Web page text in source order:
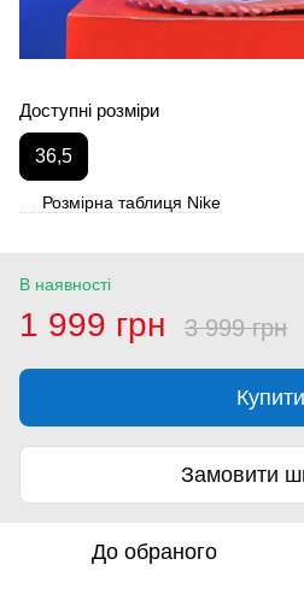
Доступні розміри
36,5
Розмірна таблиця Nike
В наявності
1 999 грн 3 999 грн
Купити
Замовити
До обраного